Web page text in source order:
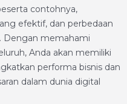
contohnya,
efektif, dan perbedaan
Dengan memahami
Anda akan memiliki
performa bisnis dan
dalam dunia digital